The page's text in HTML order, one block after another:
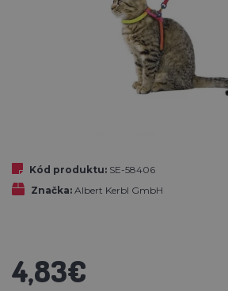
Kód produktu: SE-58406
Značka: Albert Kerbl GmbH
4,83€